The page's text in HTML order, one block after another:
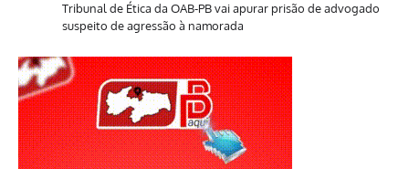
Tribunal de Ética da OAB-PB vai apurar prisão de advogado
suspeito de agressão à namorada